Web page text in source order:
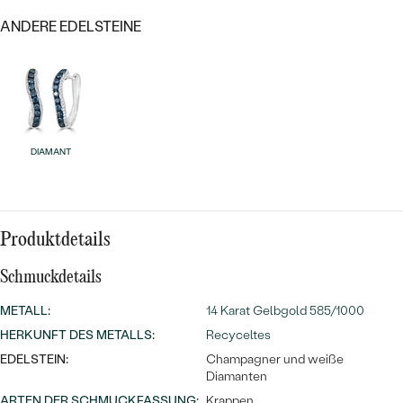
Eheringe
NACH MATERIAL
SILBER
EDELSTEINSCHMUCK
SCHMUCK MIT LAB GROWN
DIAMANTEN
PERLENSCHMUCK
PERSONALISIERT
SYMBOLISCH
MINIMALISTISCH
PREISWERTE
LUXURIÖSE
ANDERE EDELSTEINE
DIAMANT
Produktdetails
Schmuckdetails
METALL:
14 Karat Gelbgold 585/1000
HERKUNFT DES METALLS:
Recyceltes
EDELSTEIN:
Champagner und weiße
Diamanten